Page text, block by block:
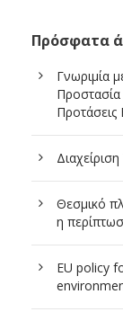
Πρόσφατα
Γνωριμία
Προτάσεις
Θεσμικό
η
EU policy